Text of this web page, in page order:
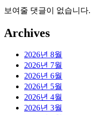
보여줄 댓글이 없습니다.
Archives
2026년 8월
2026년 7월
2026년 6월
2026년 5월
2026년 4월
2026년 3월